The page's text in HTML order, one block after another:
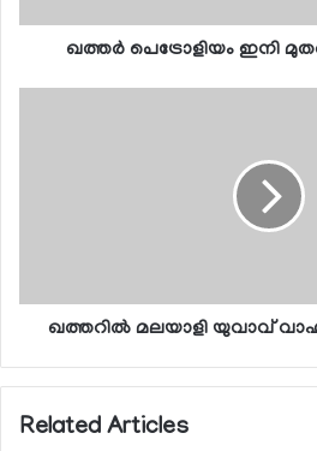
ഖത്തര്‍ പെട്രോളിയം ഇനി
ഖത്തറില്‍ മലയാളി യുവാവ്
Related Articles